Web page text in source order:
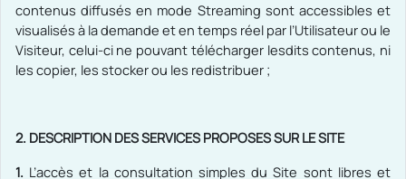
contenus diffusés en mode Streaming sont accessibles et
visualisés à la demande et en temps réel par l’Utilisateur ou le
Visiteur, celui-ci ne pouvant télécharger lesdits contenus, ni
les copier, les stocker ou les redistribuer ;
2. DESCRIPTION DES SERVICES PROPOSES SUR LE SITE
1. L’accès et la consultation simples du Site sont libres et